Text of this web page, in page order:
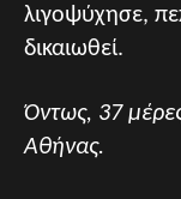
λιγοψύχησε,
δικαιωθεί.
Όντως, 37
Αθήνας.